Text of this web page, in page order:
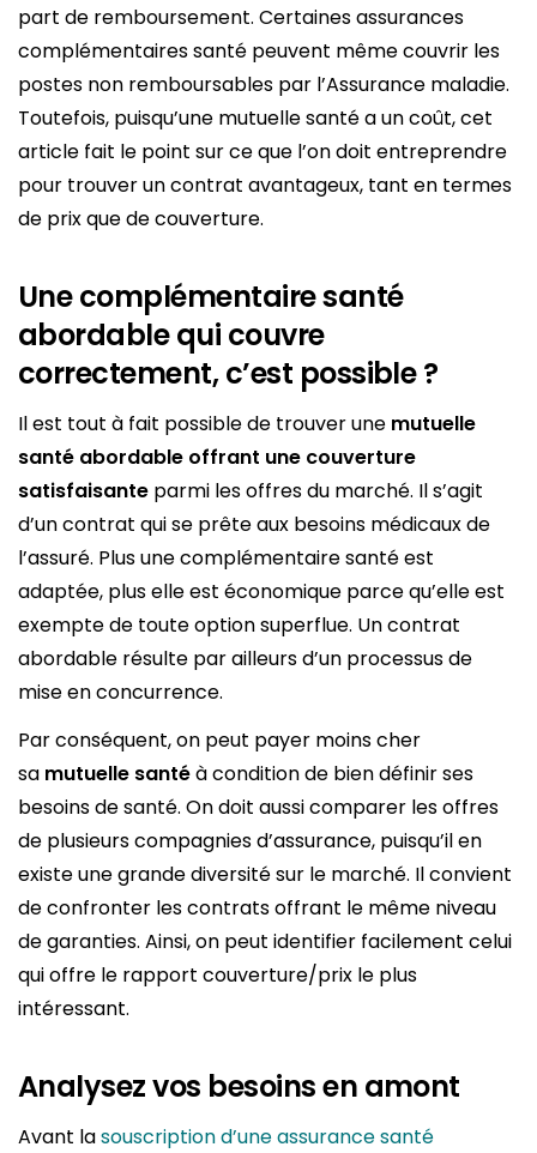
part de remboursement. Certaines assurances
complémentaires santé peuvent même couvrir les
postes non remboursables par l’Assurance maladie.
Toutefois, puisqu’une mutuelle santé a un coût, cet
article fait le point sur ce que l’on doit entreprendre
pour trouver un contrat avantageux, tant en termes
de prix que de couverture.
Une complémentaire santé
abordable qui couvre
correctement, c’est possible ?
Il est tout à fait possible de trouver une mutuelle
santé abordable offrant une couverture
satisfaisante parmi les offres du marché. Il s’agit
d’un contrat qui se prête aux besoins médicaux de
l’assuré. Plus une complémentaire santé est
adaptée, plus elle est économique parce qu’elle est
exempte de toute option superflue. Un contrat
abordable résulte par ailleurs d’un processus de
mise en concurrence.
Par conséquent, on peut payer moins cher
sa mutuelle santéà condition de bien définir ses
besoins de santé. On doit aussi comparer les offres
de plusieurs compagnies d’assurance, puisqu’il en
existe une grande diversité sur le marché. Il convient
de confronter les contrats offrant le même niveau
de garanties. Ainsi, on peut identifier facilement celui
qui offre le rapport couverture/prix le plus
intéressant.
Analysez vos besoins en amont
Avant lasouscription d’une assurance santé